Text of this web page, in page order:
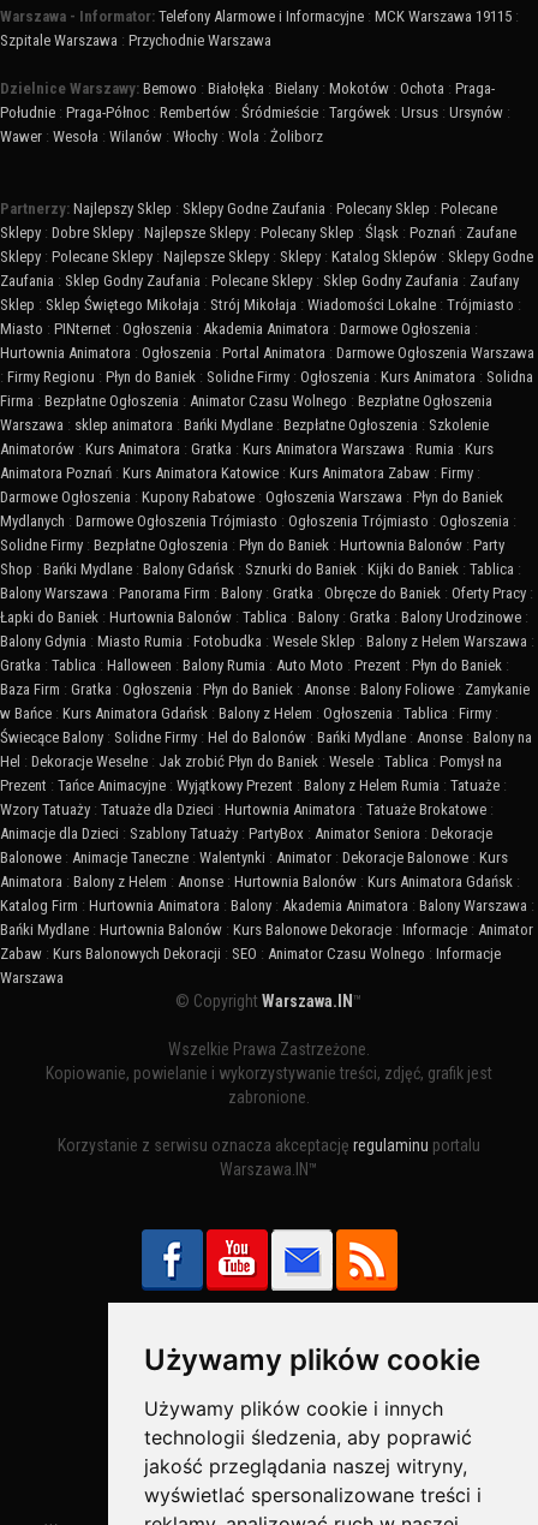
Używamy plików cookie
Używamy plików cookie i innych
technologii śledzenia, aby poprawić
jakość przeglądania naszej witryny,
wyświetlać spersonalizowane treści i
Warszawa - Informator: Telefony Alarmowe i Informacyjne : MCK Warszawa 19115 :
Szpitale Warszawa : Przychodnie Warszawa
Dzielnice Warszawy: Bemowo : Białołęka : Bielany : Mokotów : Ochota : Praga-
Południe : Praga-Północ : Rembertów : Śródmieście : Targówek : Ursus : Ursynów :
Wawer : Wesoła : Wilanów : Włochy : Wola : Żoliborz
Partnerzy: Najlepszy Sklep : Sklepy Godne Zaufania : Polecany Sklep : Polecane
Sklepy : Dobre Sklepy : Najlepsze Sklepy : Polecany Sklep : Śląsk : Poznań : Zaufane
Sklepy : Polecane Sklepy : Najlepsze Sklepy : Sklepy : Katalog Sklepów : Sklepy Godne
Zaufania : Sklep Godny Zaufania : Polecane Sklepy : Sklep Godny Zaufania : Zaufany
Sklep : Sklep Świętego Mikołaja : Strój Mikołaja : Wiadomości Lokalne : Trójmiasto :
Miasto : PINternet : Ogłoszenia : Akademia Animatora : Darmowe Ogłoszenia :
Hurtownia Animatora : Ogłoszenia : Portal Animatora : Darmowe Ogłoszenia Warszawa
: Firmy Regionu : Płyn do Baniek : Solidne Firmy : Ogłoszenia : Kurs Animatora : Solidna
Firma : Bezpłatne Ogłoszenia : Animator Czasu Wolnego : Bezpłatne Ogłoszenia
Warszawa : sklep animatora : Bańki Mydlane : Bezpłatne Ogłoszenia : Szkolenie
Animatorów : Kurs Animatora : Gratka : Kurs Animatora Warszawa : Rumia : Kurs
Animatora Poznań : Kurs Animatora Katowice : Kurs Animatora Zabaw : Firmy :
Darmowe Ogłoszenia : Kupony Rabatowe : Ogłoszenia Warszawa : Płyn do Baniek
Mydlanych : Darmowe Ogłoszenia Trójmiasto : Ogłoszenia Trójmiasto : Ogłoszenia :
Solidne Firmy : Bezpłatne Ogłoszenia : Płyn do Baniek : Hurtownia Balonów : Party
Shop : Bańki Mydlane : Balony Gdańsk : Sznurki do Baniek : Kijki do Baniek : Tablica :
Balony Warszawa : Panorama Firm : Balony : Gratka : Obręcze do Baniek : Oferty Pracy :
Łapki do Baniek : Hurtownia Balonów : Tablica : Balony : Gratka : Balony Urodzinowe :
Balony Gdynia : Miasto Rumia : Fotobudka : Wesele Sklep : Balony z Helem Warszawa :
Gratka : Tablica : Halloween : Balony Rumia : Auto Moto : Prezent : Płyn do Baniek :
Baza Firm : Gratka : Ogłoszenia : Płyn do Baniek : Anonse : Balony Foliowe : Zamykanie
w Bańce : Kurs Animatora Gdańsk : Balony z Helem : Ogłoszenia : Tablica : Firmy :
Świecące Balony : Solidne Firmy : Hel do Balonów : Bańki Mydlane : Anonse : Balony na
Hel : Dekoracje Weselne : Jak zrobić Płyn do Baniek : Wesele : Tablica : Pomysł na
Prezent : Tańce Animacyjne : Wyjątkowy Prezent : Balony z Helem Rumia : Tatuaże :
Wzory Tatuaży : Tatuaże dla Dzieci : Hurtownia Animatora : Tatuaże Brokatowe :
Animacje dla Dzieci : Szablony Tatuaży : PartyBox : Animator Seniora : Dekoracje
Balonowe : Animacje Taneczne : Walentynki : Animator : Dekoracje Balonowe : Kurs
Animatora : Balony z Helem : Anonse : Hurtownia Balonów : Kurs Animatora Gdańsk :
Katalog Firm : Hurtownia Animatora : Balony : Akademia Animatora : Balony Warszawa :
Bańki Mydlane : Hurtownia Balonów : Kurs Balonowe Dekoracje : Informacje : Animator
Zabaw : Kurs Balonowych Dekoracji : SEO : Animator Czasu Wolnego : Informacje
Warszawa
© CopyrightWarszawa.IN ™
Wszelkie Prawa Zastrzeżone.
Kopiowanie, powielanie i wykorzystywanie treści, zdjęć, grafik jest
zabronione.
Korzystanie z serwisu oznacza akceptację regulaminu portalu
Warszawa.IN™
Bezpieczne Płatności obsługuje: